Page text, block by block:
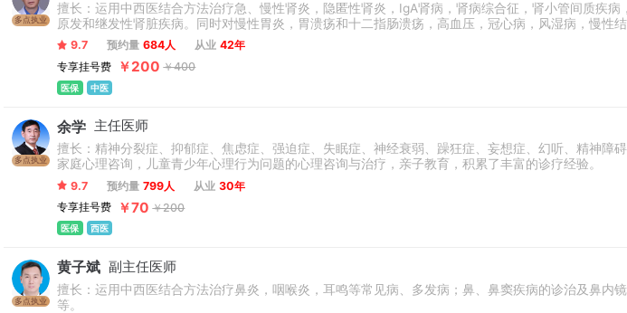
多点执业
擅长：运用中西医结合方法治疗急、慢性肾炎，隐匿性肾炎，IgA肾病，肾病综合征，肾小管间质疾
原发和继发性肾脏疾病。同时对慢性胃炎，胃溃疡和十二指肠溃疡，高血压，冠心病，风湿病，慢
效果。
9.7 预约量 684人 从业 42年
专享挂号费
￥200 ￥400
医保 中医
多点执业
余学 主任医师
擅长：精神分裂症、抑郁症、焦虑症、强迫症、失眠症、神经衰弱、躁狂症、妄想症、幻听、精神
家庭心理咨询，儿童青少年心理行为问题的心理咨询与治疗，亲子教育，积累了丰富的诊疗经验。
9.7 预约量 799人 从业 30年
专享挂号费
￥70 ￥200
医保 西医
多点执业
黄子斌 副主任医师
擅长：运用中西医结合方法治疗鼻炎，咽喉炎，耳鸣等常见病、多发病；鼻、鼻窦疾病的诊治及鼻
等。